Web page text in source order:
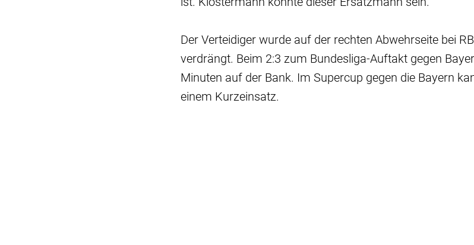
Der Verteidiger wurde auf der rechten Abwehrseite bei
verdrängt. Beim 2:3 zum Bundesliga-Auftakt gegen
Minuten auf der Bank. Im Supercup gegen die Bayern
einem Kurzeinsatz.